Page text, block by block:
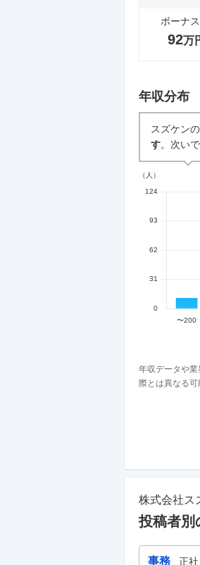
ボーナ
92万
年収分布
スズケン
す。次い
年収データや
際とは異なる可
株式会社ス
投稿者別
事務 正